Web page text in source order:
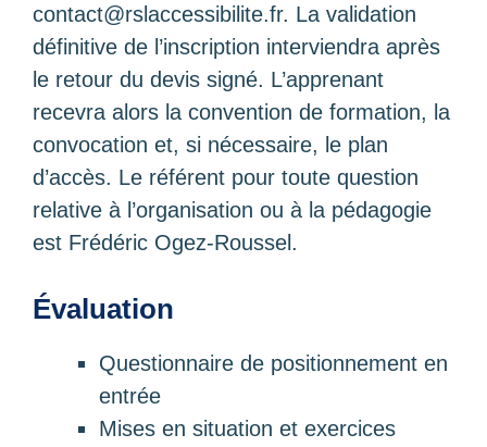
contact@rslaccessibilite.fr. La validation
définitive de l’inscription interviendra après
le retour du devis signé. L’apprenant
recevra alors la convention de formation, la
convocation et, si nécessaire, le plan
d’accès. Le référent pour toute question
relative à l’organisation ou à la pédagogie
est Frédéric Ogez-Roussel.
Évaluation
Questionnaire de positionnement en
entrée
Mises en situation et exercices